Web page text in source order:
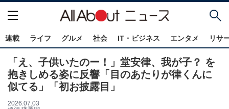
連載 ライフ グルメ 社会 IT・ビジネス エンタメ リサ
「え、子供いたのー！」堂安律、我が子？ を
抱きしめる姿に反響「目のあたりが律くんに
似てる」「初お披露目」
2026.07.03